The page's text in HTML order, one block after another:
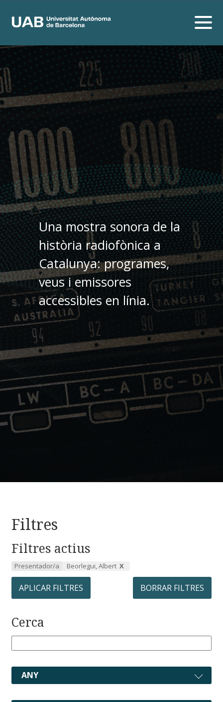
Una mostra sonora de la
història radiofònica a
Catalunya: programes,
veus i emissores
accessibles en línia.
Filtres
Filtres actius
Presentador/a Beorlegui, Albert
APLICAR FILTRES BORRAR FILTRES
Cerca
ANY